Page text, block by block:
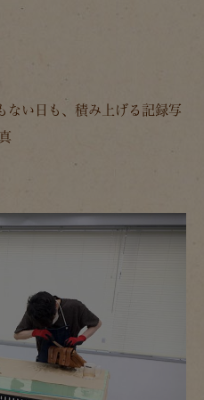
ない日も、積み上げる記録写
真